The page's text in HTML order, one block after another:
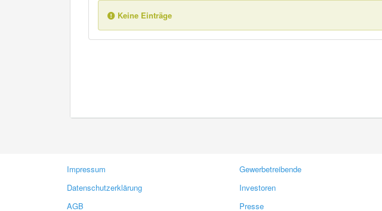
Keine Einträge
Impressum
Datenschutzerklärung
AGB
Gewerbetreibende
Investoren
Presse